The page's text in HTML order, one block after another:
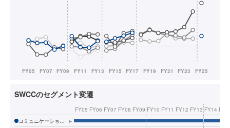
SWCCのセグメント変遷
FY05 FY06 FY07 FY08 FY09 FY10 FY11 FY12 FY13 FY14
▸